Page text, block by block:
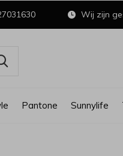
Pantone Sunnylife
Wij zijn